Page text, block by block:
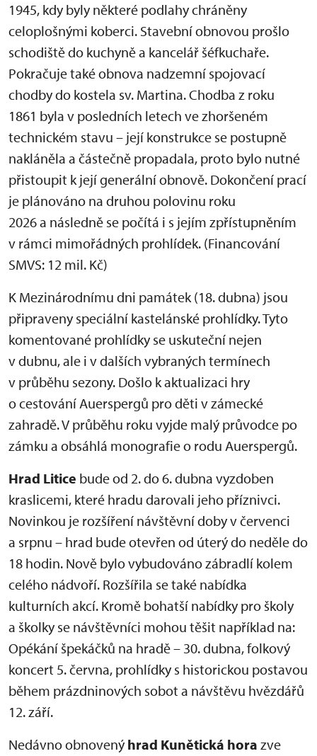
1945, kdy byly některé podlahy chráněny
celoplošnými koberci. Stavební obnovou prošlo
schodiště do kuchyně a kancelář šéfkuchaře.
Pokračuje také obnova nadzemní spojovací
chodby do kostela sv. Martina. Chodba z roku
1861 byla v posledních letech ve zhoršeném
technickém stavu – její konstrukce se postupně
nakláněla a částečně propadala, proto bylo nutné
přistoupit k její generální obnově. Dokončení prací
je plánováno na druhou polovinu roku
2026 a následně se počítá i s jejím zpřístupněním
v rámci mimořádných prohlídek. (Financování
SMVS: 12 mil. Kč)
K Mezinárodnímu dni památek (18. dubna) jsou
připraveny speciální kastelánské prohlídky. Tyto
komentované prohlídky se uskuteční nejen
v dubnu, ale i v dalších vybraných termínech
v průběhu sezony. Došlo k aktualizaci hry
o cestování Auerspergů pro děti v zámecké
zahradě. V průběhu roku vyjde malý průvodce po
zámku a obsáhlá monografie o rodu Auerspergů.
Hrad Litice bude od 2. do 6. dubna vyzdoben
kraslicemi, které hradu darovali jeho příznivci.
Novinkou je rozšíření návštěvní doby v červenci
a srpnu – hrad bude otevřen od úterý do neděle do
18 hodin. Nově bylo vybudováno zábradlí kolem
celého nádvoří. Rozšířila se také nabídka
kulturních akcí. Kromě bohatší nabídky pro školy
a školky se návštěvníci mohou těšit například na:
Opékání špekáčků na hradě – 30. dubna, folkový
koncert 5. června, prohlídky s historickou postavou
během prázdninových sobot a návštěvu hvězdářů
12. září.
Nedávno obnovený hrad Kunětická hora zve